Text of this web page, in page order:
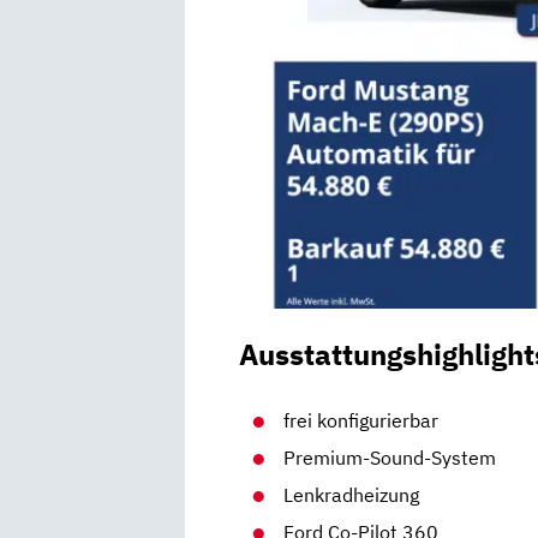
frei konfigurierbar
Premium-Sound-System
Lenkradheizung
Ford Co-Pilot 360